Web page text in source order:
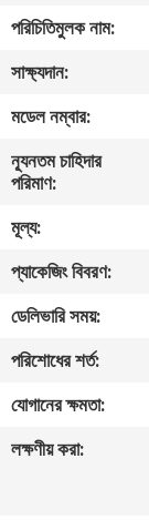
আমাদের
সম্পর্কে
কারখানা
ভ্রমণ
মান
নিয়ন্ত্রণ
যোগাযোগ
করুন
উদ্ধৃতির
পরিচিতিমুলক নাম:
সাক্ষ্যদান:
মডেল নম্বার:
ন্যূনতম চাহিদার
পরিমাণ:
মূল্য:
প্যাকেজিং বিবরণ:
ডেলিভারি সময়:
পরিশোধের শর্ত:
যোগানের ক্ষমতা:
লক্ষণীয় করা: